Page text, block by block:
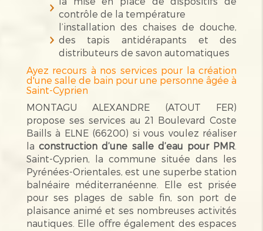
contrôle de la température
l’installation des chaises de douche,
des tapis antidérapants et des
distributeurs de savon automatiques
Ayez recours à nos services pour la création
d'une salle de bain pour une personne âgée à
Saint-Cyprien
MONTAGU ALEXANDRE (ATOUT FER)
propose ses services au 21 Boulevard Coste
Baills à ELNE (66200) si vous voulez réaliser
laconstruction d’une salle d’eau pour PMR
Saint-Cyprien, la commune située dans les
Pyrénées-Orientales, est une superbe station
balnéaire méditerranéenne. Elle est prisée
pour ses plages de sable fin, son port de
plaisance animé et ses nombreuses activités
nautiques. Elle offre également des espaces